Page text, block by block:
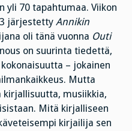
yli 70 tapahtumaa. Viikon
järjestetty Annikin
oli tänä vuonna Outi
on suurinta tiedettä,
– jokainen
Mutta
kirjallisuutta, musiikkia,
Mitä kirjalliseen
kirjailija sen